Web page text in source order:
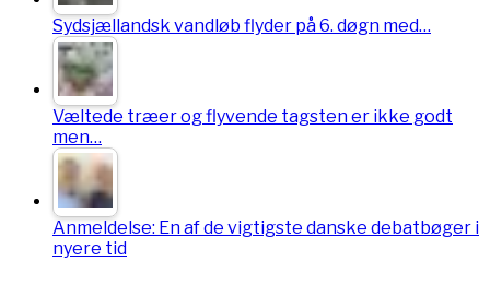
Sydsjællandsk vandløb flyder på 6. døgn med…
Væltede træer og flyvende tagsten er ikke godt
men…
Anmeldelse: En af de vigtigste danske debatbøger i
nyere tid